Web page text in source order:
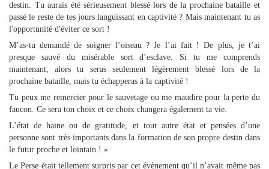
destin. Tu aurais été sérieusement blessé lors de la prochaine bataille et
passé le reste de tes jours languissant en captivité ? Mais maintenant tu as
l'opportunité d'éviter ce sort !
M’as-tu demandé de soigner l’oiseau ? Je l’ai fait ! De plus, je t’ai
presque sauvé du misérable sort d’esclave. Si tu me comprends
maintenant, alors tu seras seulement légèrement blessé lors de la
prochaine bataille, mais tu échapperas à la captivité !
Tu peux me remercier pour le sauvetage ou me maudire pour la perte du
faucon. Ce sera ton choix et ce choix changera également ta vie.
L’état de haine ou de gratitude, et tout autre état et pensées d’une
personne sont très importants dans la formation de son propre destin dans
le futur proche et lointain ! »
Le Perse était tellement surpris par cet évènement qu’il n’avait même pas